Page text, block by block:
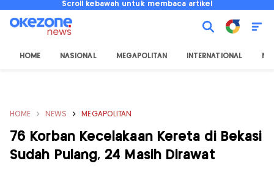
Scroll kebawah untuk membaca artikel
HOME NASIONAL MEGAPOLITAN INTERNATIONAL
HOME NEWS MEGAPOLITAN
76 Korban Kecelakaan Kereta di Bekasi
Sudah Pulang, 24 Masih Dirawat